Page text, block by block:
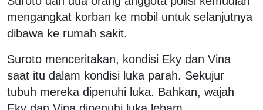
mengangkat korban ke mobil untuk selanjutnya
dibawa ke rumah sakit.
Suroto menceritakan, kondisi Eky dan Vina
saat itu dalam kondisi luka parah. Sekujur
tubuh mereka dipenuhi luka. Bahkan, wajah